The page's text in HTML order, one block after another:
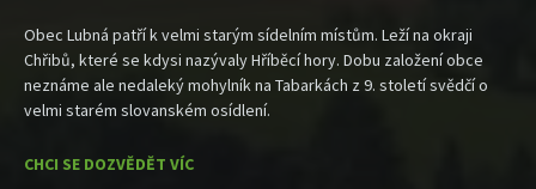
Obec Lubná patří k velmi starým sídelním místům. Leží na okraji
Chřibů, které se kdysi nazývaly Hříběcí hory. Dobu založení obce
neznáme ale nedaleký mohylník na Tabarkách z 9. století svědčí o
velmi starém slovanském osídlení.
CHCI SE DOZVĚDĚT VÍC